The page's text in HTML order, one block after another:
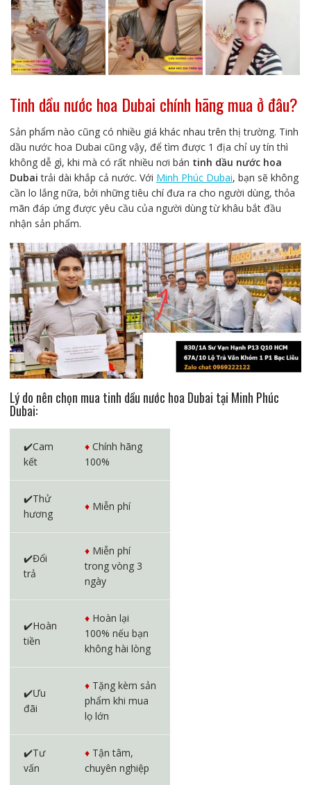
Tinh dầu nước hoa Dubai chính hãng mua ở đâu?
Sản phẩm nào cũng có nhiều giá khác nhau trên thị trường. Tinh
dầu nước hoa Dubai cũng vậy, để tìm được 1 địa chỉ uy tín thì
không dễ gì, khi mà có rất nhiều nơi bán tinh dầu nước hoa
Dubai trải dài khắp cả nước. Với Minh Phúc Dubai, bạn sẽ không
cần lo lắng nữa, bởi những tiêu chí đưa ra cho người dùng, thỏa
mãn đáp ứng được yêu cầu của người dùng từ khâu bắt đầu
nhận sản phẩm.
Lý do nên chọn mua tinh dầu nước hoa Dubai tại Minh Phúc
Dubai:
✔️Cam
kết
♦️ Chính hãng
100%
✔️Thử
hương
♦️ Miễn phí
✔️Đổi
trả
♦️ Miễn phí
trong vòng 3
ngày
✔️Hoàn
tiền
♦️ Hoàn lại
100% nếu bạn
không hài lòng
✔️Ưu
đãi
♦️ Tặng kèm sản
phẩm khi mua
lọ lớn
✔️Tư
vấn
♦️ Tận tâm,
chuyên nghiệp